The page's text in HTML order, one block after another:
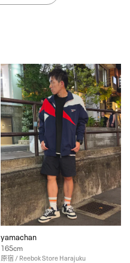
yamachan
165cm
原宿 / Reebok Store Harajuku